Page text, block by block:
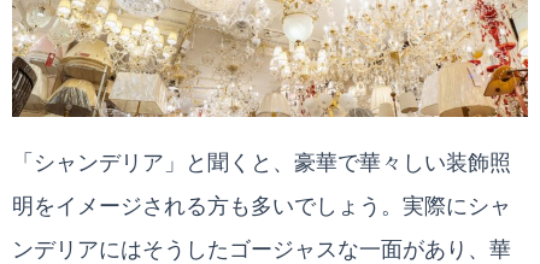
「シャンデリア」と聞くと、豪華で華々しい装飾照
明をイメージされる方も多いでしょう。実際にシャ
ンデリアにはそうしたゴージャスな一面があり、華